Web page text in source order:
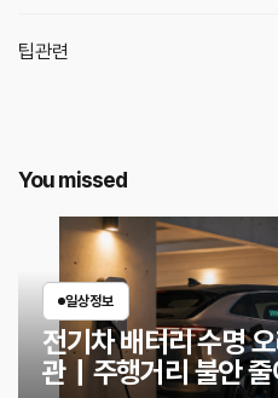
팁관련
You missed
일상정보
전기차 배터리 수명
관｜주행거리 불안